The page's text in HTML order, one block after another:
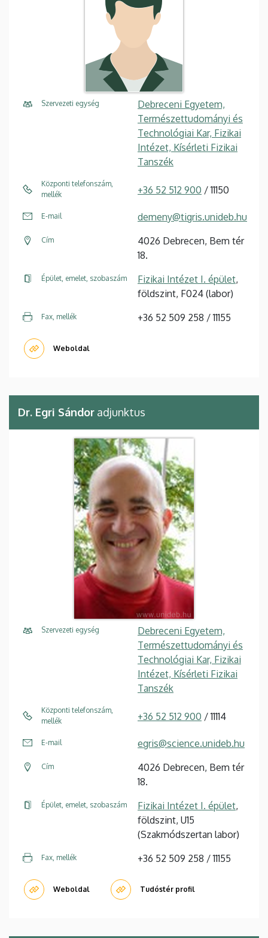
Szervezeti egység
Debreceni Egyetem,
Természettudományi és
Technológiai Kar, Fizikai
Intézet, Kísérleti Fizikai
Tanszék
Központi telefonszám,
mellék
+36 52 512 900 / 11150
E-mail demeny@tigris.unideb.hu
Cím
4026 Debrecen, Bem tér
18.
Épület, emelet, szobaszám Fizikai Intézet I. épület,
földszint, F024 (labor)
Fax, mellék +36 52 509 258 / 11155
Weboldal
Dr. Egri Sándor adjunktus
Szervezeti egység
Debreceni Egyetem,
Természettudományi és
Technológiai Kar, Fizikai
Intézet, Kísérleti Fizikai
Tanszék
Központi telefonszám,
mellék
+36 52 512 900 / 11114
E-mail egris@science.unideb.hu
Cím
4026 Debrecen, Bem tér
18.
Épület, emelet, szobaszám Fizikai Intézet I. épület,
földszint, U15
(Szakmódszertan labor)
Fax, mellék +36 52 509 258 / 11155
Weboldal Tudóstér profil